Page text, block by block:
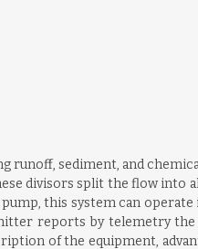
runoff, sediment, and
divisors split the flow into
this system can
reports by telemetry the
of the equipment,